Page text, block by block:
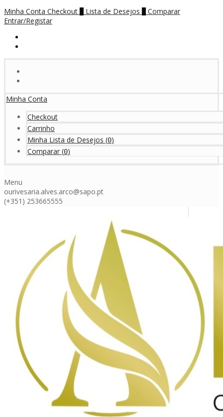
Minha Conta Checkout 0 Lista de Desejos 0 Comparar
Entrar/Registar
Minha Conta
Checkout
Carrinho
Minha Lista de Desejos (0)
Comparar (0)
Menu
ourivesaria.alves.arco@sapo.pt
(+351) 253665555